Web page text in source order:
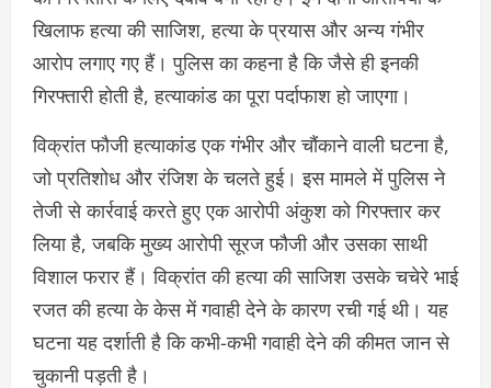
खिलाफ हत्या की साजिश, हत्या के प्रयास और अन्य गंभीर
आरोप लगाए गए हैं। पुलिस का कहना है कि जैसे ही इनकी
गिरफ्तारी होती है, हत्याकांड का पूरा पर्दाफाश हो जाएगा।
विक्रांत फौजी हत्याकांड एक गंभीर और चौंकाने वाली घटना है,
जो प्रतिशोध और रंजिश के चलते हुई। इस मामले में पुलिस ने
तेजी से कार्रवाई करते हुए एक आरोपी अंकुश को गिरफ्तार कर
लिया है, जबकि मुख्य आरोपी सूरज फौजी और उसका साथी
विशाल फरार हैं। विक्रांत की हत्या की साजिश उसके चचेरे भाई
रजत की हत्या के केस में गवाही देने के कारण रची गई थी। यह
घटना यह दर्शाती है कि कभी-कभी गवाही देने की कीमत जान से
चुकानी पड़ती है।